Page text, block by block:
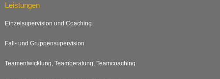
Leistungen
Einzelsupervision und Coaching
Fall- und Gruppensupervision
Teamentwicklung, Teamberatung, Teamcoaching